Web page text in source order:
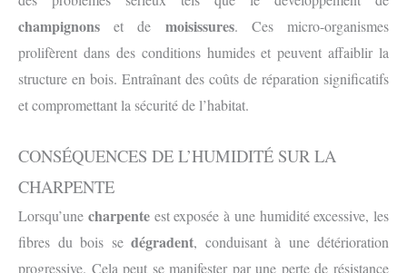
champignons et de moisissures. Ces micro-organismes
prolifèrent dans des conditions humides et peuvent affaiblir la
structure en bois. Entraînant des coûts de réparation significatifs
et compromettant la sécurité de l’habitat.
CONSÉQUENCES DE L’HUMIDITÉ SUR LA
CHARPENTE
Lorsqu’une charpenteest exposée à une humidité excessive, les
fibres du bois sedégradent, conduisant à une détérioration
progressive. Cela peut se manifester par une perte de résistance